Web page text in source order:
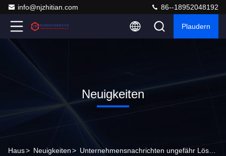
info@njzhitian.com 86--18952048192
Plaudern
Neuigkeiten
Haus> Neuigkeiten>